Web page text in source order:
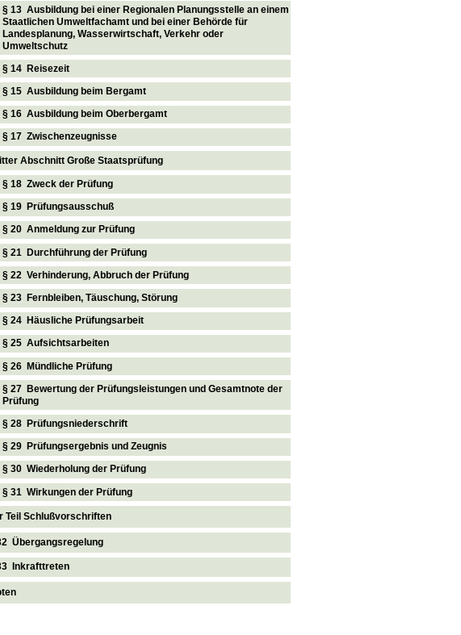
§ 13 Ausbildung bei einer Regionalen Planungsstelle an einem
Staatlichen Umweltfachamt und bei einer Behörde für
Landesplanung, Wasserwirtschaft, Verkehr oder
Umweltschutz
§ 14 Reisezeit
§ 15 Ausbildung beim Bergamt
§ 16 Ausbildung beim Oberbergamt
§ 17 Zwischenzeugnisse
Abschnitt Große Staatsprüfung
§ 18 Zweck der Prüfung
§ 19 Prüfungsausschuß
§ 20 Anmeldung zur Prüfung
§ 21 Durchführung der Prüfung
§ 22 Verhinderung, Abbruch der Prüfung
§ 23 Fernbleiben, Täuschung, Störung
§ 24 Häusliche Prüfungsarbeit
§ 25 Aufsichtsarbeiten
§ 26 Mündliche Prüfung
§ 27 Bewertung der Prüfungsleistungen und Gesamtnote der
Prüfung
§ 28 Prüfungsniederschrift
§ 29 Prüfungsergebnis und Zeugnis
§ 30 Wiederholung der Prüfung
§ 31 Wirkungen der Prüfung
Teil Schlußvorschriften
Übergangsregelung
Inkrafttreten